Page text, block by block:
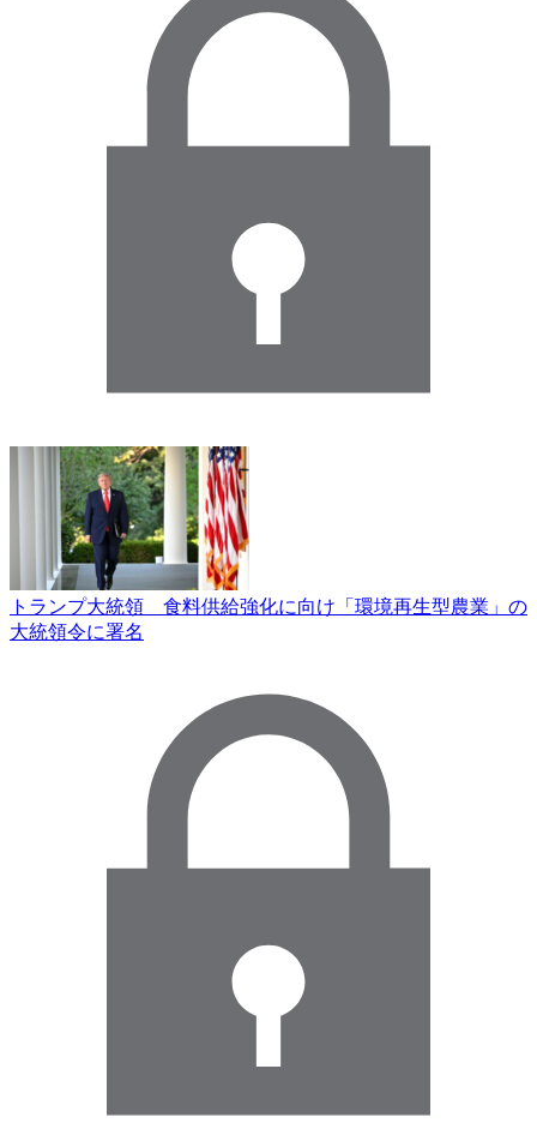
トランプ大統領 食料供給強化に向け「環境再生型農業」の
大統領令に署名